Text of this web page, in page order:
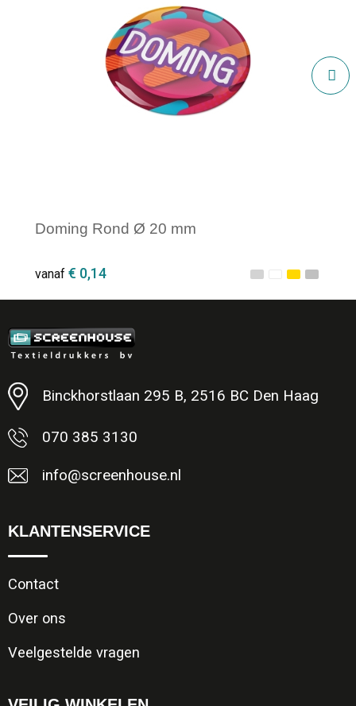
Doming Rond Ø 20 mm
vanaf € 0,14
Minimale afname: 1
Binckhorstlaan 295 B, 2516 BC Den Haag
070 385 3130
info@screenhouse.nl
KLANTENSERVICE
Contact
Over ons
Veelgestelde vragen